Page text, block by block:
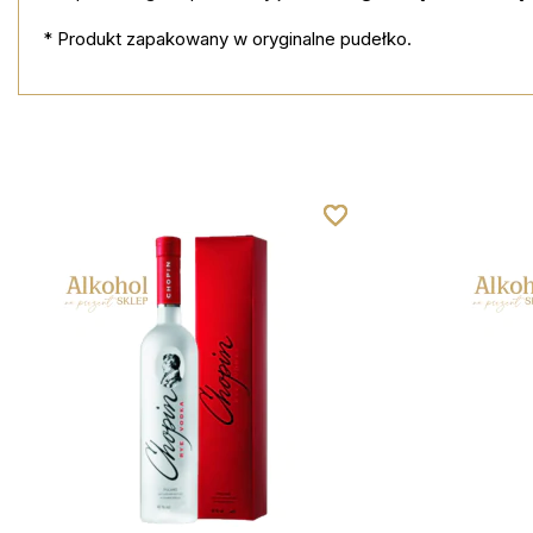
* Produkt zapakowany w oryginalne pudełko.
favorite_border
favorite_border
favorite_border